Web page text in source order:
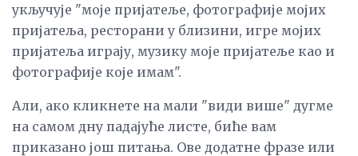
укључује "моје пријатеље, фотографије мојих
пријатеља, ресторани у близини, игре мојих
пријатеља играју, музику моје пријатеље као и
фотографије које имам".
Али, ако кликнете на мали "види више" дугме
на самом дну падајуће листе, биће вам
приказано још питања. Ове додатне фразе или